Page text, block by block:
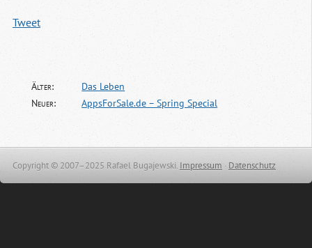
Tweet
Älter:
Das Leben
Neuer:
AppsForSale.de – Spring Special
Copyright © 2007–2025 Rafael Bugajewski. Impressum · Datenschutz